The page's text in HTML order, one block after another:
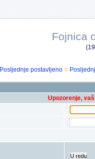
Fojnica
Posljednje postavljeno
Upozorenje,
U redu